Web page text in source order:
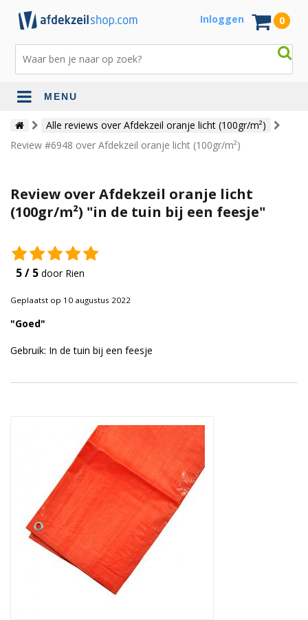
Inloggen 0
MENU
Alle reviews over Afdekzeil oranje licht (100gr/m²)
Review #6948 over Afdekzeil oranje licht (100gr/m²)
Review over Afdekzeil oranje licht
(100gr/m²) "in de tuin bij een feesje"
5 / 5 door Rien
Geplaatst op 10 augustus 2022
"Goed"
Gebruik: In de tuin bij een feesje